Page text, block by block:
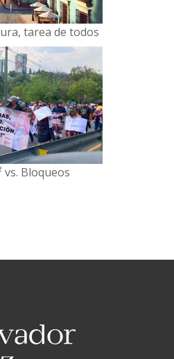
tarea de todos
vs. Bloqueos